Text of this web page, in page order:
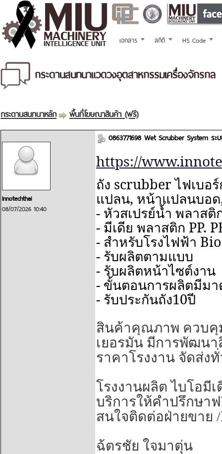
เอกสาร สถิติ HS Code
กระดานสนทนาแวดวงอุตสาหกรรมเครื่องจักรกล
กระดานสนทนาหลัก พื้นที่โฆษณาสินค้า (ฟรี)
innotechthai
08/07/2026 10:40
0863771698 Wet Scrubber System ร
https://
ถัง scrubberไฟเบอ
แปลน, หน้าแปลนบอด
- หัวสเปรย์น้ำ พลาสติ
- มีเดีย พลาสติก PP,
- สำหรับโรงไฟฟ้า
- รับผลิตตามแบบ
- รับผลิตหน้าไซต์งาน
- ขั้นตอนการผลิตมีมา
- รับประกันถัง10ปี
สินค้าคุณภาพ ควบคุ
เยอรมัน มีการพัฒน
ราคาโรงงาน จัดส่ง
โรงงานผลิต ไบโอมี
บริการให้คำปรึกษา
สนใจติดต่อฝ่ายขาย /
ฉ้ตรชัย ใจมาตุ่น